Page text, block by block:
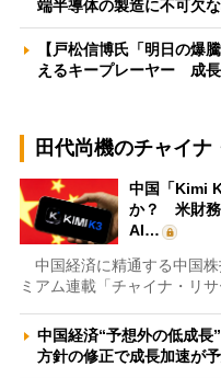
端半導体の製造に不可欠
【戸松信博氏「明日の爆
えるキープレーヤー 成
田代尚機のチャイナ
中国「Kimi
か？ 米財務
AI…
中国経済に精通する中国
ミアム連載「チャイナ・リ
中国経済“予想外の低成
方針の修正で成長加速が